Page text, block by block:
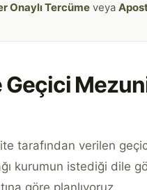
Onaylı Tercüme veya
Geçici
tarafından verilen
kurumun istediği dile
göre planlıyoruz.